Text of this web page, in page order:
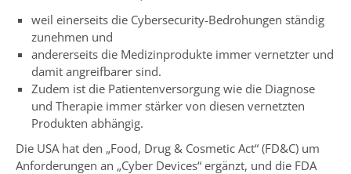
weil einerseits die Cybersecurity-Bedrohungen ständig
zunehmen und
andererseits die Medizinprodukte immer vernetzter und
damit angreifbarer sind.
Zudem ist die Patientenversorgung wie die Diagnose
und Therapie immer stärker von diesen vernetzten
Produkten abhängig.
Die USA hat den „Food, Drug & Cosmetic Act“ (FD&C) um
Anforderungen an „Cyber Devices“ ergänzt, und die FDA